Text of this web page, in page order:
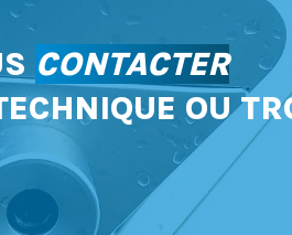
CONTACTER
OU